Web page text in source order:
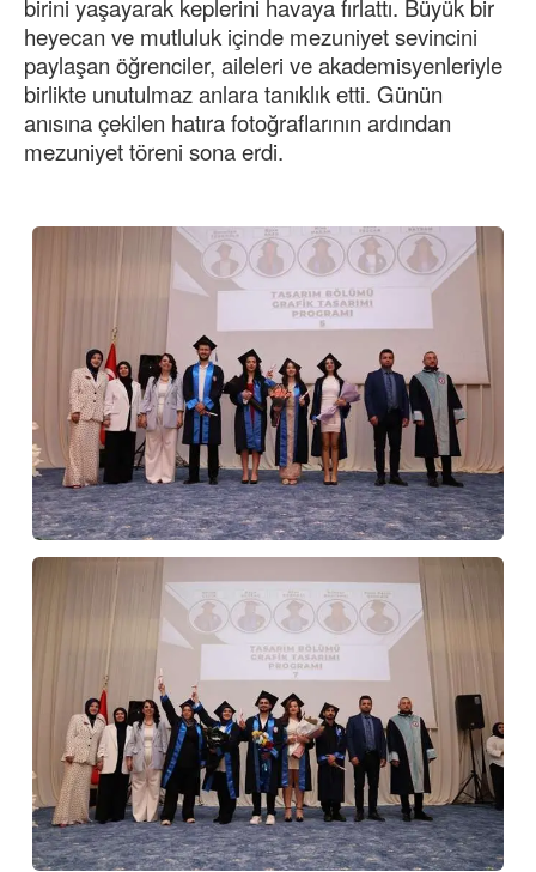
birini yaşayarak keplerini havaya fırlattı. Büyük bir
heyecan ve mutluluk içinde mezuniyet sevincini
paylaşan öğrenciler, aileleri ve akademisyenleriyle
birlikte unutulmaz anlara tanıklık etti. Günün
anısına çekilen hatıra fotoğraflarının ardından
mezuniyet töreni sona erdi.